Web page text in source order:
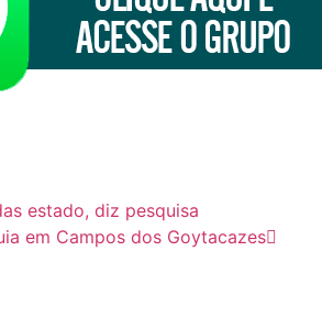
estado, diz pesquisa
em Campos dos Goytacazes